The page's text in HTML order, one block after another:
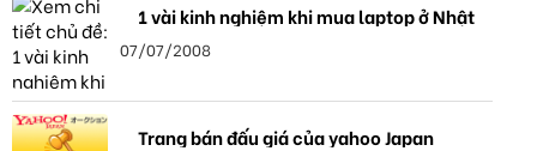
1 vài kinh nghiệm khi mua laptop ở Nhật
07/07/2008
Trang bán đấu giá của yahoo Japan